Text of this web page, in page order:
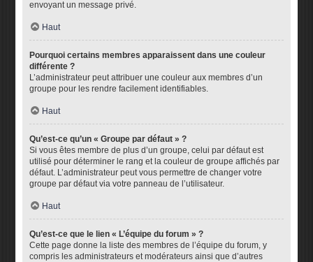
envoyant un message privé.
Haut
Pourquoi certains membres apparaissent dans une couleur
différente ?
L’administrateur peut attribuer une couleur aux membres d’un
groupe pour les rendre facilement identifiables.
Haut
Qu’est-ce qu’un « Groupe par défaut » ?
Si vous êtes membre de plus d’un groupe, celui par défaut est
utilisé pour déterminer le rang et la couleur de groupe affichés par
défaut. L’administrateur peut vous permettre de changer votre
groupe par défaut via votre panneau de l’utilisateur.
Haut
Qu’est-ce que le lien « L’équipe du forum » ?
Cette page donne la liste des membres de l’équipe du forum, y
compris les administrateurs et modérateurs ainsi que d’autres